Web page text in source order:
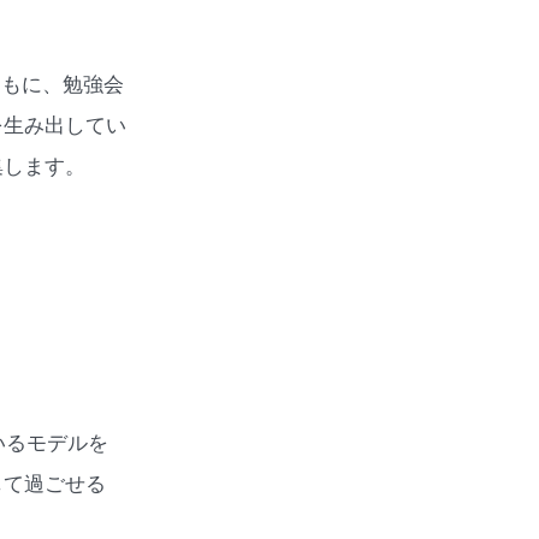
に、勉強会
み出してい
ます。
モデルを
過ごせる